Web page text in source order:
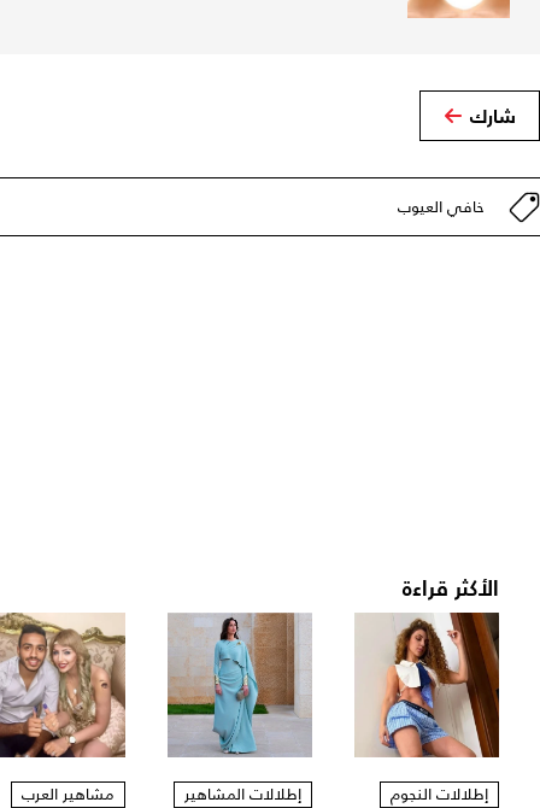
شارك
خافي العيوب
الأكثر قراءة
إطلالات النجوم إطلالات المشاهير مشاهير العرب